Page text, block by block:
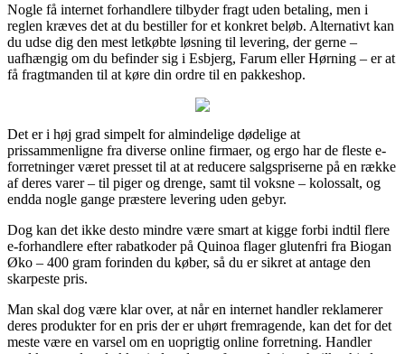
Nogle få internet forhandlere tilbyder fragt uden betaling, men i
reglen kræves det at du bestiller for et konkret beløb. Alternativt kan
du udse dig den mest letkøbte løsning til levering, der gerne –
uafhængig om du befinder sig i Esbjerg, Farum eller Hørning – er at
få fragtmanden til at køre din ordre til en pakkeshop.
Det er i høj grad simpelt for almindelige dødelige at
prissammenligne fra diverse online firmaer, og ergo har de fleste e-
forretninger været presset til at at reducere salgspriserne på en række
af deres varer – til piger og drenge, samt til voksne – kolossalt, og
endda nogle gange præstere levering uden gebyr.
Dog kan det ikke desto mindre være smart at kigge forbi indtil flere
e-forhandlere efter rabatkoder på Quinoa flager glutenfri fra Biogan
Øko – 400 gram forinden du køber, så du er sikret at antage den
skarpeste pris.
Man skal dog være klar over, at når en internet handler reklamerer
deres produkter for en pris der er uhørt fremragende, kan det for det
meste være en varsel om en uoprigtig online forretning. Handler